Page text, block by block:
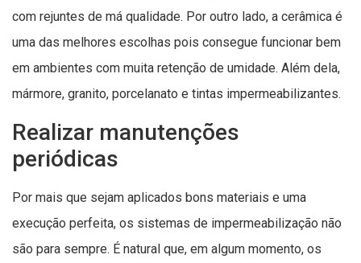
com rejuntes de má qualidade. Por outro lado, a cerâmica é
uma das melhores escolhas pois consegue funcionar bem
em ambientes com muita retenção de umidade. Além dela,
mármore, granito, porcelanato e tintas impermeabilizantes.
Realizar manutenções
periódicas
Por mais que sejam aplicados bons materiais e uma
execução perfeita, os sistemas de impermeabilização não
são para sempre. É natural que, em algum momento, os